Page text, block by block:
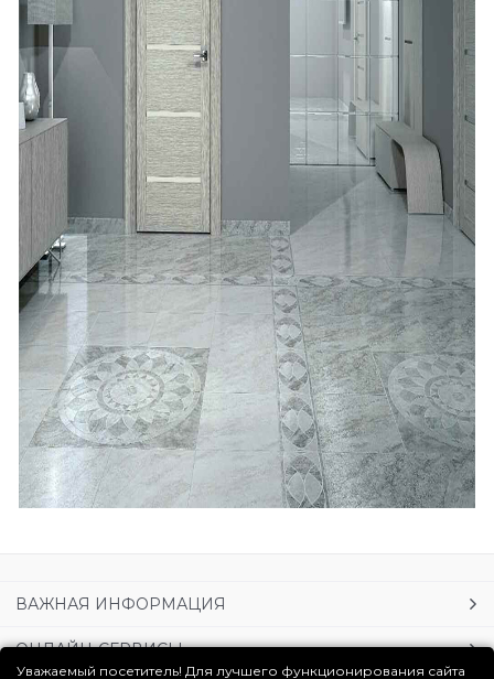
ВАЖНАЯ ИНФОРМАЦИЯ
ОНЛАЙН-СЕРВИСЫ
Уважаемый посетитель! Для лучшего функционирования сайта